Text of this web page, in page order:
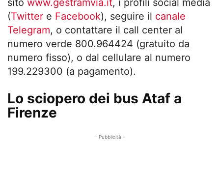
sito www.gestramvia.it, i profili social media
(Twitter e Facebook), seguire il canale
Telegram, o contattare il call center al
numero verde 800.964424 (gratuito da
numero fisso), o dal cellulare al numero
199.229300 (a pagamento).
Lo sciopero dei bus Ataf a
Firenze
- Pubblicità -